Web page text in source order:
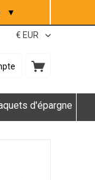
▼
d'épargne